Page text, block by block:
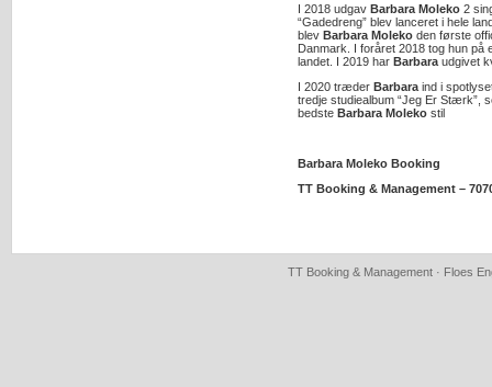
I 2018 udgav Barbara Moleko 2
“Gadedreng” blev lanceret i hele
blev Barbara Moleko den første
Danmark. I foråret 2018 tog hun på
landet. I 2019 har Barbara udgivet
I 2020 træder Barbara ind i
tredje studiealbum “Jeg Er Stærk”,
bedste Barbara Moleko stil
Barbara Moleko Booking
TT Booking & Management –
TT Booking & Management · Floes